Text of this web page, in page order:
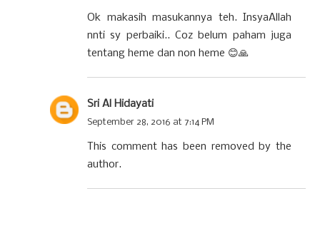
Ok makasih masukannya teh. InsyaAllah
nnti sy perbaiki.. Coz belum paham juga
tentang heme dan non heme 😊🙏
Sri Al Hidayati
September 28, 2016 at 7:14 PM
This comment has been removed by the
author.